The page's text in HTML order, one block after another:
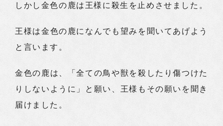
しかし金色の鹿は王様に殺生を止めさせました。
王様は金色の鹿になんでも望みを聞いてあげよう
と言います。
金色の鹿は、「全ての鳥や獣を殺したり傷つけた
りしないように」と願い、王様もその願いを聞き
届けました。